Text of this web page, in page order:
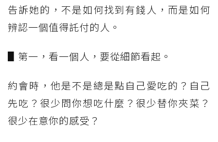
告訴她的，不是如何找到有錢人，而是如何
辨認一個值得託付的人。
▋第一，看一個人，要從細節看起。
約會時，他是不是總是點自己愛吃的？自己
先吃？很少問你想吃什麼？很少替你夾菜？
很少在意你的感受？